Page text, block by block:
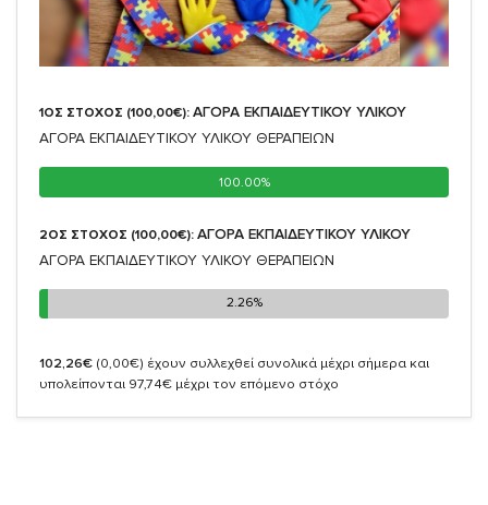
1ΟΣ ΣΤΟΧΟΣ (100,00€): ΑΓΟΡΑ ΕΚΠΑΙΔΕΥΤΙΚΟΥ ΥΛΙΚΟΥ
ΑΓΟΡΑ ΕΚΠΑΙΔΕΥΤΙΚΟΥ ΥΛΙΚΟΥ ΘΕΡΑΠΕΙΩΝ
100.00%
100.00%
2ΟΣ ΣΤΟΧΟΣ (100,00€): ΑΓΟΡΑ ΕΚΠΑΙΔΕΥΤΙΚΟΥ ΥΛΙΚΟΥ
ΑΓΟΡΑ ΕΚΠΑΙΔΕΥΤΙΚΟΥ ΥΛΙΚΟΥ ΘΕΡΑΠΕΙΩΝ
2.26%
2.26%
102,26€ (0,00€) έχουν συλλεχθεί συνολικά μέχρι σήμερα και
υπολείπονται 97,74€ μέχρι τον επόμενο στόχο